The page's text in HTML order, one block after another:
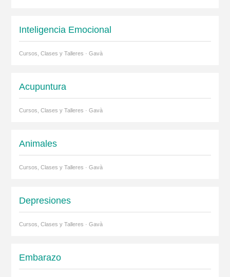
Inteligencia Emocional
Cursos, Clases y Talleres · Gavà
Acupuntura
Cursos, Clases y Talleres · Gavà
Animales
Cursos, Clases y Talleres · Gavà
Depresiones
Cursos, Clases y Talleres · Gavà
Embarazo